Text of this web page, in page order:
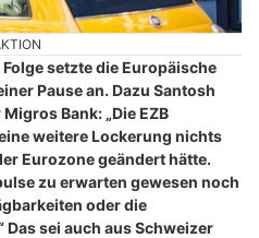
setzte die Europäische
Pause an. Dazu Santosh
Bank: „Die EZB
weitere Lockerung nichts
Eurozone geändert hätte.
zu erwarten gewesen noch
oder die
sei auch aus Schweizer